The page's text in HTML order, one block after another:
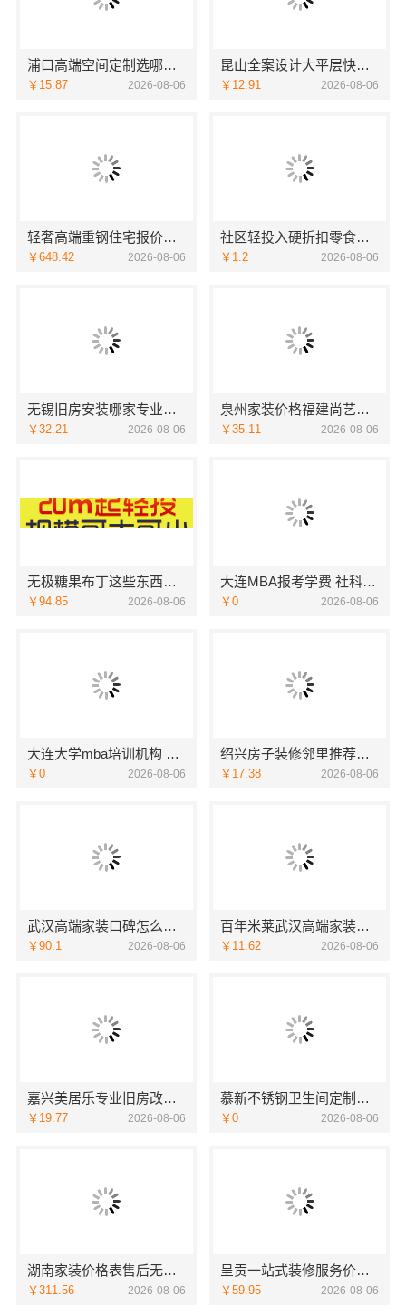
浦口高端空间定制选哪家？南京市创亿讯本地靠谱
￥15.87 2026-08-06
昆山全案设计大平层快速施工，苏州兔哥哥智装新材料有限公司
￥12.91 2026-08-06
轻奢高端重钢住宅报价，云南晟构建筑建材有限公司定制品质居所
￥648.42 2026-08-06
社区轻投入硬折扣零食铺低风险经营河南零百味供应链有限公司
￥1.2 2026-08-06
无锡旧房安装哪家专业——无锡亿莱居装饰工程材料有限公司
￥32.21 2026-08-06
泉州家装价格福建尚艺空间新材料科技有限公司实景案例
￥35.11 2026-08-06
无极糖果布丁这些东西有销量吗
￥94.85 2026-08-06
大连MBA报考学费 社科赛斯为MBA备考量身定制
￥0 2026-08-06
大连大学mba培训机构 社科赛斯考研服务人才伴您成长
￥0 2026-08-06
绍兴房子装修邻里推荐，浙江宜美嘉装饰工程有限公司口碑好
￥17.38 2026-08-06
武汉高端家装口碑怎么样湖北百年米莱空间美学装饰材料有限公司
￥90.1 2026-08-06
百年米莱武汉高端家装口碑评测
￥11.62 2026-08-06
嘉兴美居乐专业旧房改造案例
￥19.77 2026-08-06
慕新不锈钢卫生间定制防潮防火方案
￥0 2026-08-06
湖南家装价格表售后无忧，湖南创益讯建筑
￥311.56 2026-08-06
呈贡一站式装修服务价格表？云南至高新型建材有限公司透明定价
￥59.95 2026-08-06